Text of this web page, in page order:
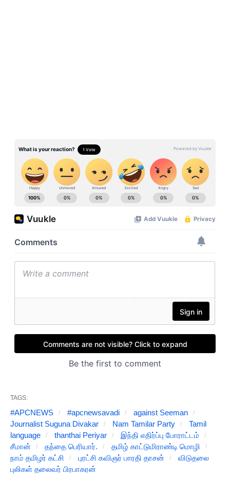
TAGS:
#APCNEWS #apcnewsavadi
against Seeman
Journalist Suguna Divakar
Nam Tamilar Party
Tamil
language
thanthai Periyar
இந்தி எதிர்ப்பு போராட்டம்
சீமான்
தந்தை பெரியார்.
தமிழ் காட்டுமிராண்டி மொழி
நாம் தமிழர் கட்சி
புரட்சி கவிஞர் பாரதி தாசன்
விடுதலை
புலிகள் தலைவர் பிரபாகரன்